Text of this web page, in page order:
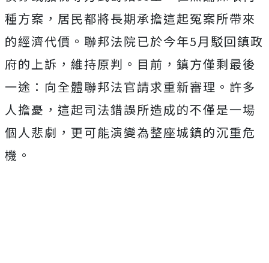
種方案，居民都將長期承擔這起冤案所帶來
的經濟代價。聯邦法院已於今年5月駁回鎮政
府的上訴，維持原判。目前，鎮方僅剩最後
一途：向全體聯邦法官請求重新審理。許多
人擔憂，這起司法錯誤所造成的不僅是一場
個人悲劇，更可能演變為整座城鎮的沉重危
機。